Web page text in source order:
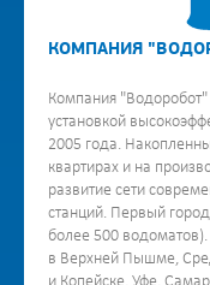
КОМПАНИЯ
Компания "Водоробот"
установкой
2005 года.
квартирах и на
развитие сети
станций. Первый город
более 500
в Верхней Пышме,